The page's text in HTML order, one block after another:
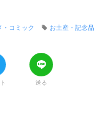
お土産・記念品
・コミック
送る